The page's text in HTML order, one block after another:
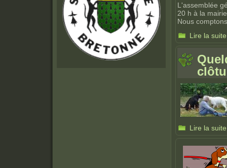
L'assemblée
20 h à la
Nous
Lire la suite
Lire la suite